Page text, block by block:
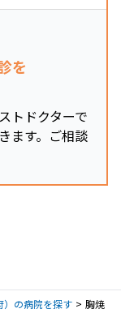
を
トドクターで
ます。ご相談
）の病院を探す
胸焼